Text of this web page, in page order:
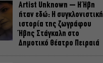
Artist Unknown – Η Ήβη
ήταν εδώ: Η συγκλονιστική
ιστορία της ζωγράφου
Ήβης Στάγκαλη στο
Δημοτικό Θέατρο Πειραιά